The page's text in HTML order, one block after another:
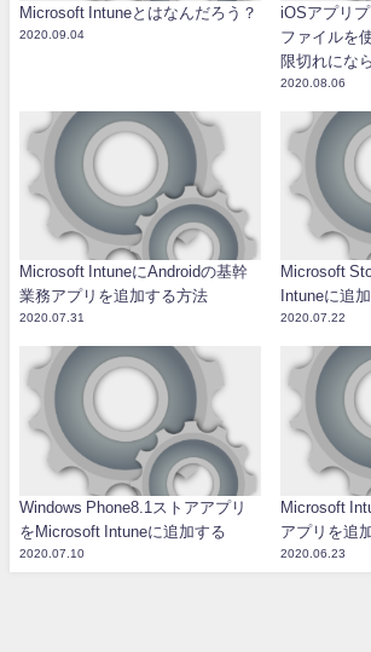
Microsoft Intuneとはなんだろう？
2020.09.04
iOSアプリ
ファイルを
限切れにな
2020.08.06
Microsoft IntuneにAndroidの基幹
業務アプリを追加する方法
2020.07.31
Microsoft
Intuneに追
2020.07.22
Windows Phone8.1ストアアプリ
をMicrosoft Intuneに追加する
2020.07.10
Microsoft
アプリを追
2020.06.23